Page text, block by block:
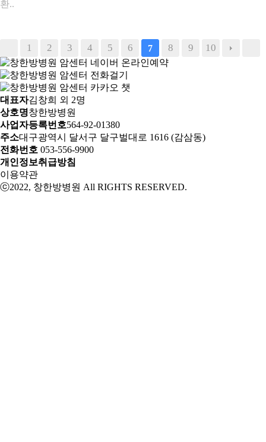
환..
1 2 3 4 5 6 7 8 9 10
대표자김창희 외 2명
상호명창한방병원
사업자등록번호564-92-01380
주소대구광역시 달서구 달구벌대로 1616 (감삼동)
전화번호 053-556-9900
개인정보취급방침
이용약관
ⓒ2022, 창한방병원 All RIGHTS RESERVED.